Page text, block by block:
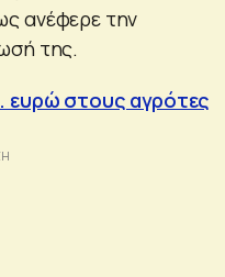
ανέφερε την
της.
ευρώ στους αγρότες